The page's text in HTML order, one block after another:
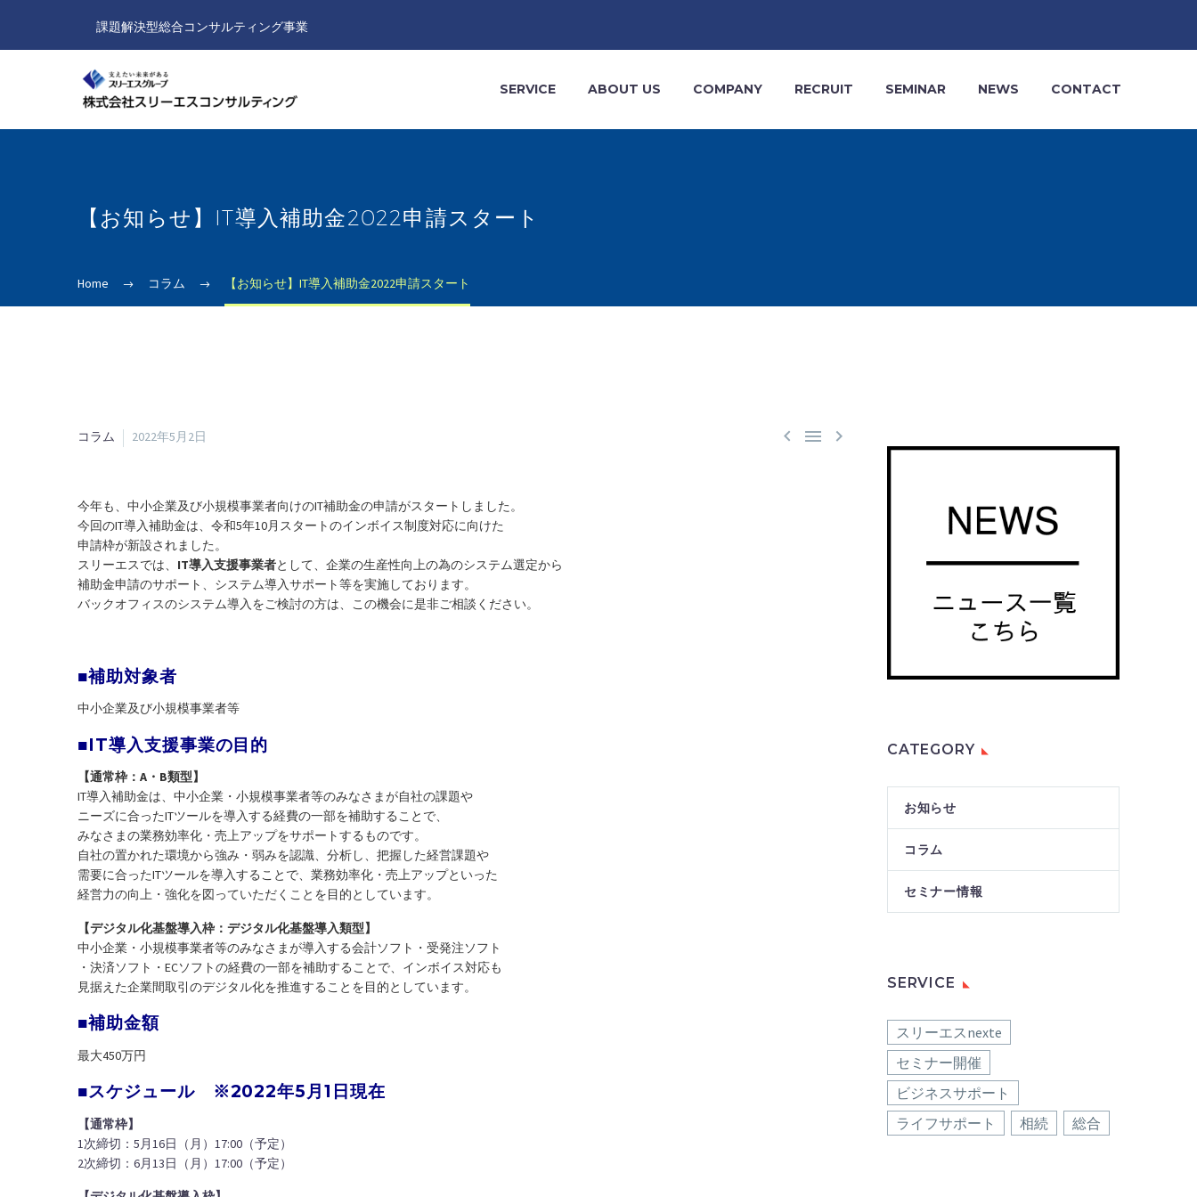
課題解決型総合コンサルティング事業
SERVICE ABOUT US COMPANY RECRUIT SEMINAR NEWS CONTACT
【お知らせ】IT導入補助金2022申請スタート
Home コラム 【お知らせ】IT導入補助金2022申請スタート
  
コラム 2022年5月2日
今年も、中小企業及び小規模事業者向けのIT補助金の申請がスタートしました。
今回のIT導入補助金は、令和5年10月スタートのインボイス制度対応に向けた
申請枠が新設されました。
スリーエスでは、 IT導入支援事業者として、企業の生産性向上の為のシステム選定から
補助金申請のサポート、システム導入サポート等を実施しております。
バックオフィスのシステム導入をご検討の方は、この機会に是非ご相談ください。
■補助対象者
中小企業及び小規模事業者等
■IT導入支援事業の目的
【通常枠：A・B類型】
IT導入補助金は、中小企業・小規模事業者等のみなさまが自社の課題や
ニーズに合ったITツールを導入する経費の一部を補助することで、
みなさまの業務効率化・売上アップをサポートするものです。
自社の置かれた環境から強み・弱みを認識、分析し、把握した経営課題や
需要に合ったITツールを導入することで、業務効率化・売上アップといった
経営力の向上・強化を図っていただくことを目的としています。
【デジタル化基盤導入枠：デジタル化基盤導入類型】
中小企業・小規模事業者等のみなさまが導入する会計ソフト・受発注ソフト
・決済ソフト・ECソフトの経費の一部を補助することで、インボイス対応も
見据えた企業間取引のデジタル化を推進することを目的としています。
■補助金額
最大450万円
■スケジュール ※2022年5月1日現在
【通常枠】
1次締切：5月16日（月）17:00（予定）
2次締切：6月13日（月）17:00（予定）
CATEGORY
お知らせ
コラム
セミナー情報
SERVICE
スリーエスnexte
セミナー開催
ビジネスサポート
ライフサポート
相続 総合